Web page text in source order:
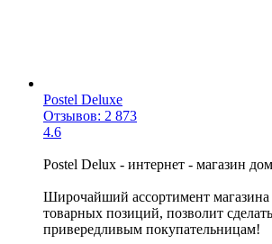
Postel Deluxe
Отзывов: 2 873
4.6
Postel Delux - интернет - магазин
Широчайший ассортимент магазина
товарных позиций, позволит
привередливым покупательницам!